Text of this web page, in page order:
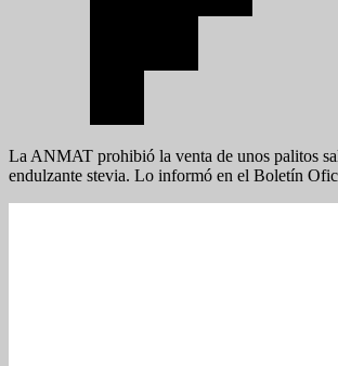
La ANMAT prohibió la venta de unos palitos
endulzante stevia. Lo informó en el Boletín